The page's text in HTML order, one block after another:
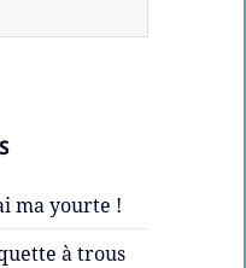
ma yourte !
à trous